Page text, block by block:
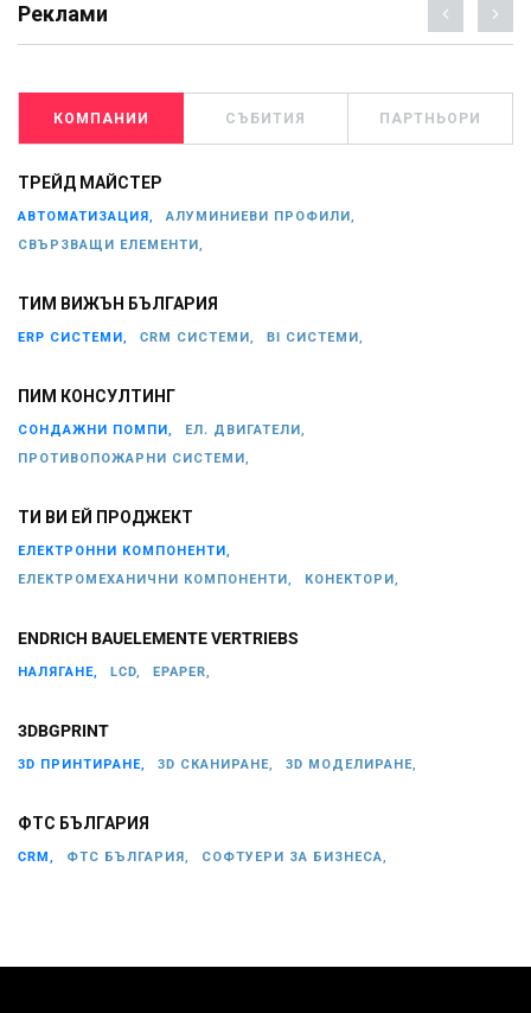
Реклами
КОМПАНИИ СЪБИТИЯ ПАРТНЬОРИ
ТРЕЙД МАЙСТЕР
АВТОМАТИЗАЦИЯ,
АЛУМИНИЕВИ ПРОФИЛИ,
СВЪРЗВАЩИ ЕЛЕМЕНТИ,
ТИМ ВИЖЪН БЪЛГАРИЯ
ERP СИСТЕМИ, CRM СИСТЕМИ, BI СИСТЕМИ,
ПИМ КОНСУЛТИНГ
СОНДАЖНИ ПОМПИ,
ЕЛ. ДВИГАТЕЛИ,
ПРОТИВОПОЖАРНИ СИСТЕМИ,
ТИ ВИ ЕЙ ПРОДЖЕКТ
ЕЛЕКТРОННИ КОМПОНЕНТИ,
ЕЛЕКТРОМЕХАНИЧНИ КОМПОНЕНТИ,
КОНЕКТОРИ,
ENDRICH BAUELEMENTE VERTRIEBS
НАЛЯГАНЕ, LCD, EPAPER,
3DBGPRINT
3D ПРИНТИРАНЕ, 3D СКАНИРАНЕ, 3D МОДЕЛИРАНЕ,
ФТС БЪЛГАРИЯ
CRM, ФТС БЪЛГАРИЯ, СОФТУЕРИ ЗА БИЗНЕСА,